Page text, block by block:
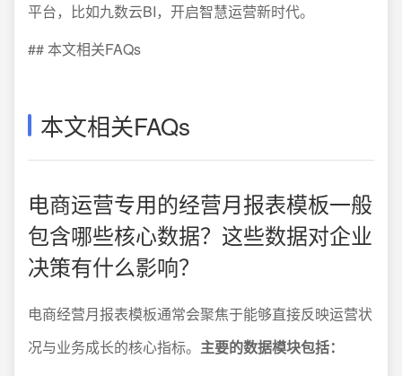
平台，比如九数云BI，开启智慧运营新时代。
## 本文相关FAQs
本文相关FAQs
电商运营专用的经营月报表模板一般
包含哪些核心数据？这些数据对企业
决策有什么影响？
电商经营月报表模板通常会聚焦于能够直接反映运营状
况与业务成长的核心指标。 主要的数据模块包括：